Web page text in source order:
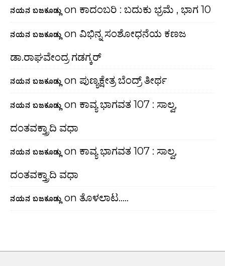
ನಯನ ಬಜಕೂಡ್ಲು on ಕಾದಂಬರಿ : ಬದುಕು ಭ್ರಮೆ , ಭಾಗ 10
ನಯನ ಬಜಕೂಡ್ಲು on ವಿಭಿನ್ನ ಸಂಶೋಧನೆಯ ಕಣಜ
ಡಾ.ರಾಘವೇಂದ್ರ ಗಡಗ್ಕರ್
ನಯನ ಬಜಕೂಡ್ಲು on ಪುಣ್ಯಕ್ಷೇತ್ರ ಬೆಂದ್ರ್ ತೀರ್ಥ
ನಯನ ಬಜಕೂಡ್ಲು on ಕಾವ್ಯ ಭಾಗವತ 107 : ಸಾಲ್ವ,
ದಂತವಕ್ತ್ರಾದಿ ವಧಾ
ನಯನ ಬಜಕೂಡ್ಲು on ಕಾವ್ಯ ಭಾಗವತ 107 : ಸಾಲ್ವ,
ದಂತವಕ್ತ್ರಾದಿ ವಧಾ
ನಯನ ಬಜಕೂಡ್ಲು on ತೊಳಲಾಟ…..